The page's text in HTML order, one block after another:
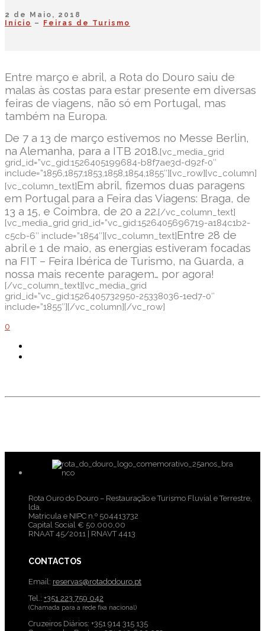
2 de Maio, 2018
Início – Feiras de Turismo
Entre março e abril, a Rota do Douro saiu de
malas às costas para estar presente em diversas
feiras de viagens, não só em Portugal, mas
também na Europa.
De 7 a 13 de março estivemos no Messe Berlin,
na Alemanha, para a ITB 2018.[vc_media_grid
grid_id=”vc_gid:1526405199684-b8f7ae3d-d92f-0″
include=”1856,1857,1853,1858,1854,1855″][vc_row][vc_column]
[vc_column_text]Em abril, fizemos duas paragens
em Portugal para a Feira das Viagens: Braga, de
13 a 15, e Coimbra, de 20 a 22.[/vc_column_text]
[vc_media_grid grid_id=”vc_gid:1526405696719-a184c1b2-
c5cb-6″ include=”1854″][vc_column_text]Entre 28 de
abril e 1 de maio, as energias estiveram focadas
na FIT – Feira Ibérica de Turismo, na Guarda, a
nossa mais recente paragem… por agora!
[/vc_column_text][vc_media_grid
grid_id=”vc_gid:1526405732950-25338036-1ed7-0″
include=”1855″][/vc_column][/vc_row]
0
Rota Ouro do Douro – Restauração e Turismo Fluvial e Terrestre,
lda.
Matricula e NIPC n.º 504413732
Capital Social € 50.000,00
RNAAT 45/2011 | RNAVT 4413
CONTACTOS
Email: reservas@rotadodouro.pt
Tel.: +351 223 759 042
(Chamada para a rede fixa nacional)
Cruzeiros Diários: +351 914 315 135